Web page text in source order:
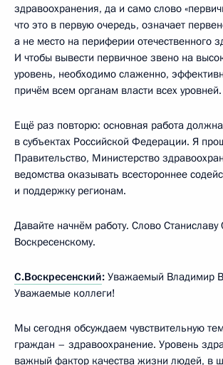
здравоохранения, да и само слово
что это в первую очередь, означает
а не место на периферии отечественного
И чтобы вывести первичное звено на
уровень, необходимо слаженно,
причём всем органам власти всех уровней.
Ещё раз повторю: основная работа
в субъектах Российской Федерации. Я
Правительство, Министерство
ведомства оказывать всестороннее
и поддержку регионам.
Давайте начнём работу. Слово Станиславу
Воскресенскому.
С.Воскресенский: Уважаемый Владимир
Уважаемые коллеги!
Мы сегодня обсуждаем чувствительную
граждан – здравоохранение. Уровень
важный фактор качества жизни людей, в